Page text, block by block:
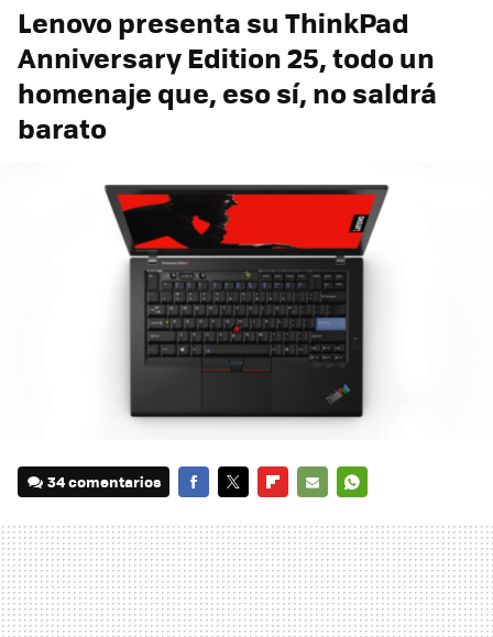
Lenovo presenta su ThinkPad
Anniversary Edition 25, todo un
homenaje que, eso sí, no saldrá
barato
34 comentarios
MAIL